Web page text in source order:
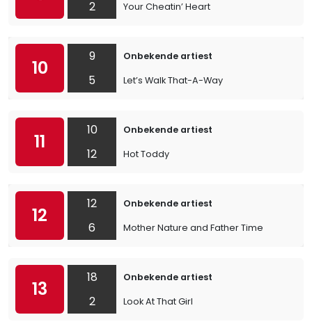
2
Your Cheatin’ Heart
10
9
5
Onbekende artiest
Let’s Walk That-A-Way
11
10
12
Onbekende artiest
Hot Toddy
12
12
6
Onbekende artiest
Mother Nature and Father Time
13
18
2
Onbekende artiest
Look At That Girl